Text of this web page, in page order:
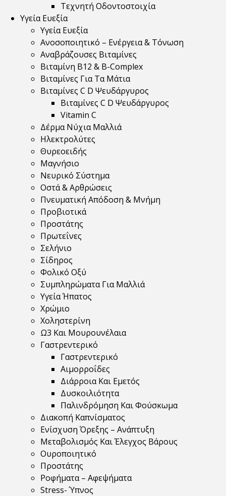
Τεχνητή Οδοντοστοιχία
Υγεία Ευεξία
Υγεία Ευεξία
Ανοσοποιητικό – Ενέργεια & Τόνωση
Αναβράζουσες Βιταμίνες
Βιταμίνη B12 & Β-Complex
Βιταμίνες Για Τα Μάτια
Βιταμίνες C D Ψευδάργυρος
Βιταμίνες C D Ψευδάργυρος
Vitamin C
Δέρμα Νύχια Μαλλιά
Ηλεκτρολύτες
Θυρεοειδής
Μαγνήσιο
Νευρικό Σύστημα
Οστά & Αρθρώσεις
Πνευματική Απόδοση & Μνήμη
Προβιοτικά
Προστάτης
Πρωτεΐνες
Σελήνιο
Σίδηρος
Φολικό Οξύ
Συμπληρώματα Για Μαλλιά
Υγεία Ήπατος
Χρώμιο
Χοληστερίνη
Ω3 Και Μουρουνέλαια
Γαστρεντερικό
Γαστρεντερικό
Αιμορροΐδες
Διάρροια Και Εμετός
Δυσκοιλιότητα
Παλινδρόμηση Και Φούσκωμα
Διακοπή Καπνίσματος
Ενίσχυση Όρεξης – Ανάπτυξη
Μεταβολισμός Και Έλεγχος Βάρους
Ουροποιητικό
Προστάτης
Ροφήματα – Αφεψήματα
Stress- Ύπνος